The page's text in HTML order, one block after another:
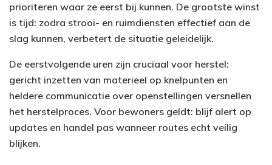
prioriteren waar ze eerst bij kunnen. De grootste winst
is tijd: zodra strooi- en ruimdiensten effectief aan de
slag kunnen, verbetert de situatie geleidelijk.
De eerstvolgende uren zijn cruciaal voor herstel:
gericht inzetten van materieel op knelpunten en
heldere communicatie over openstellingen versnellen
het herstelproces. Voor bewoners geldt: blijf alert op
updates en handel pas wanneer routes echt veilig
blijken.